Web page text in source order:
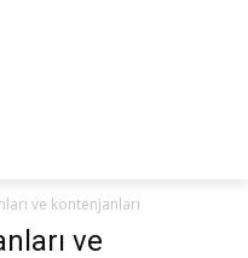
ve kontenjanları
ve